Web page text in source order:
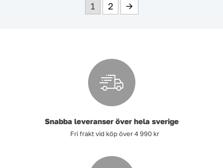
1 2 →
Snabba leveranser över hela sverige
Fri frakt vid köp över 4 990 kr